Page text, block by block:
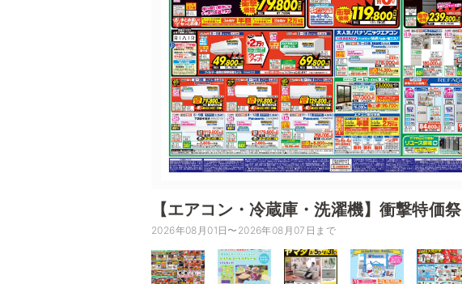
【エアコン・冷蔵庫・洗濯機】衝撃特価祭
2026年08月01日〜2026年08月07日まで